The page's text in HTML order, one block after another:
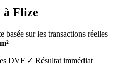
à Flize
basée sur les transactions réelles
DVF ✓ Résultat immédiat